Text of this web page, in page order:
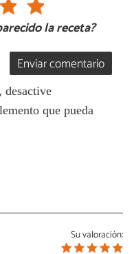
la receta?
Enviar comentario
desactive
que pueda
Su valoración: